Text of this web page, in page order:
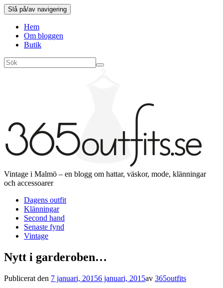
Slå på/av navigering
Hem
Om bloggen
Butik
Vintage i Malmö – en blogg om hattar, väskor, mode, klänningar
och accessoarer
Dagens outfit
Klänningar
Second hand
Senaste fynd
Vintage
Nytt i garderoben…
Publicerat den 7 januari, 20156 januari, 2015av 365outfits